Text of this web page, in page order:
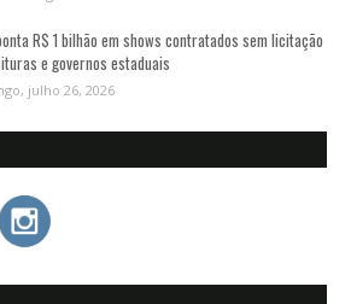
R$ 1 bilhão em shows contratados sem licitação
e governos estaduais
julho 26, 2026